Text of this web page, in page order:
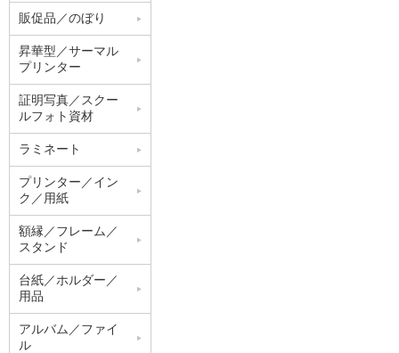
販促品／のぼり
昇華型／サーマル
プリンター
証明写真／スクー
ルフォト資材
ラミネート
プリンター／イン
ク／用紙
額縁／フレーム／
スタンド
台紙／ホルダー／
用品
アルバム／ファイ
ル